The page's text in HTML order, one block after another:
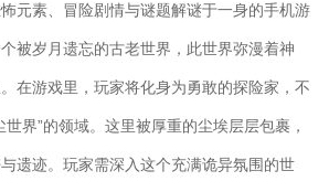
怖元素、冒险剧情与谜题解谜于一身的手机游
被岁月遗忘的古老世界，此世界弥漫着神
在游戏里，玩家将化身为勇敢的探险家，不
界”的领域。这里被厚重的尘埃层层包裹，
遗迹。玩家需深入这个充满诡异氛围的世